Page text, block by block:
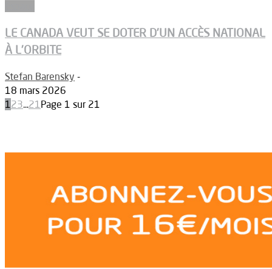
LE CANADA VEUT SE DOTER D’UN ACCÈS NATIONAL
À L’ORBITE
Stefan Barensky -
18 mars 2026
123...21Page 1 sur 21